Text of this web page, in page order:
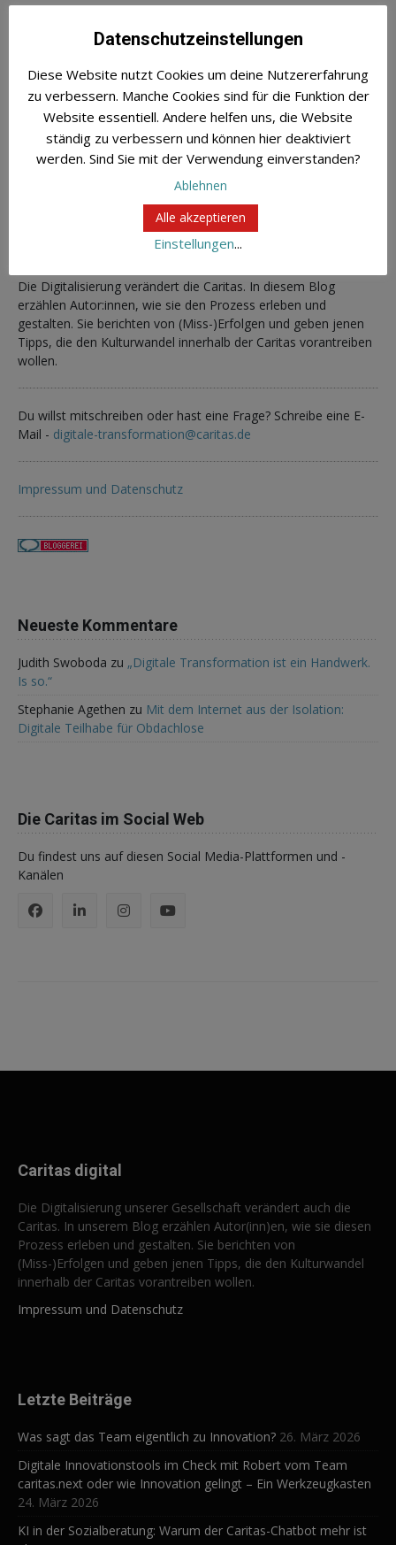
Newsletter
Du willst informiert bleiben über aktuelle Entwicklungen in
Sachen Digitalisierung der Caritas? Hier kannst Du unseren
Newsletter abonnieren.
Die Digitalisierung verändert die Caritas. In diesem Blog
erzählen Autor:innen, wie sie den Prozess erleben und
gestalten. Sie berichten von (Miss-)Erfolgen und geben jenen
Tipps, die den Kulturwandel innerhalb der Caritas vorantreiben
wollen.
Du willst mitschreiben oder hast eine Frage? Schreibe eine E-
Mail - digitale-transformation@caritas.de
Impressum und Datenschutz
Neueste Kommentare
Judith Swoboda zu „Digitale Transformation ist ein Handwerk.
Is so.“
Stephanie Agethen zu Mit dem Internet aus der Isolation:
Digitale Teilhabe für Obdachlose
Die Caritas im Social Web
Du findest uns auf diesen Social Media-Plattformen und -
Kanälen
Caritas digital
Die Digitalisierung unserer Gesellschaft verändert auch die
Caritas. In unserem Blog erzählen Autor(inn)en, wie sie diesen
Prozess erleben und gestalten. Sie berichten von
(Miss-)Erfolgen und geben jenen Tipps, die den Kulturwandel
innerhalb der Caritas vorantreiben wollen.
Impressum und Datenschutz
Letzte Beiträge
Was sagt das Team eigentlich zu Innovation? 26. März 2026
Digitale Innovationstools im Check mit Robert vom Team
caritas.next oder wie Innovation gelingt – Ein Werkzeugkasten
24. März 2026
KI in der Sozialberatung: Warum der Caritas-Chatbot mehr ist
Datenschutzeinstellungen
Diese Website nutzt Cookies um deine Nutzererfahrung
zu verbessern. Manche Cookies sind für die Funktion der
Website essentiell. Andere helfen uns, die Website
ständig zu verbessern und können hier deaktiviert
werden. Sind Sie mit der Verwendung einverstanden?
Ablehnen
Alle akzeptieren
Einstellungen...